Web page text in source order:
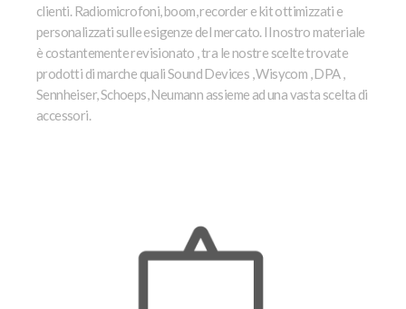
clienti. Radiomicrofoni, boom, recorder e kit ottimizzati e
personalizzati sulle esigenze del mercato. Il nostro materiale
è costantemente revisionato , tra le nostre scelte trovate
prodotti di marche quali Sound Devices , Wisycom , DPA ,
Sennheiser, Schoeps, Neumann assieme ad una vasta scelta di
accessori.